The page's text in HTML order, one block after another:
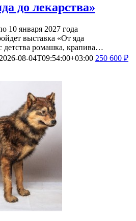
до лекарства»
10 января 2027 года
выставка «От яда
детства ромашка, крапива…
2026-08-04T09:54:00+03:00 250 600 ₽